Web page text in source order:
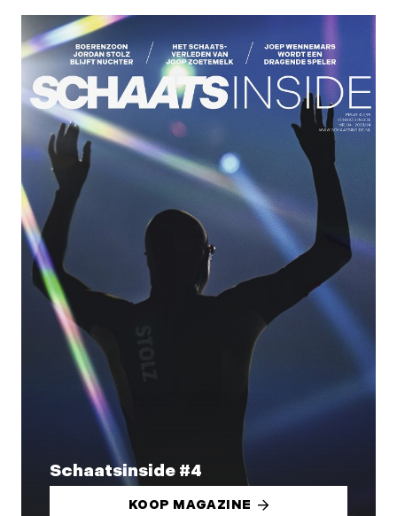
Schaatsinside #4
KOOP MAGAZINE